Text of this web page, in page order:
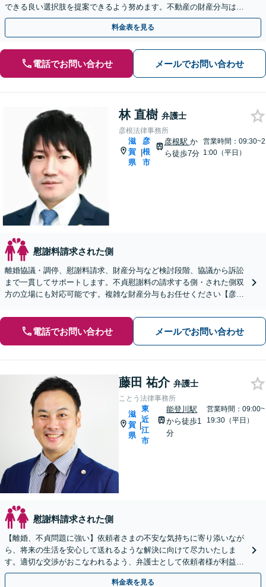
できる良い選択肢を提案できるよう努めます。不動産の財産分与はお
任せ【予約で夜間・休日対応可】【駐車場あり】
料金表を見る
電話でお問い合わせ メールでお問い合わせ
林 直樹 弁護士
彦根法律事務所
滋
賀
県
|
彦
根
市
彦根駅 か
ら徒歩7分
営業時間：09:30~2
1:00（平日）
慰謝料請求された側
離婚協議・調停、慰謝料請求、財産分与など検討段階、協議から訴訟
まで一貫してサポートします。不貞慰謝料の請求する側・された側双
方の立場にも対応可能です。複雑な財産分与もお任せください【彦根
電話でお問い合わせ メールでお問い合わせ
藤田 祐介 弁護士
ことう法律事務所
滋
賀
県
|
東
近
江
市
能登川駅
から徒歩1
分
営業時間：09:00~
19:30（平日）
慰謝料請求された側
【離婚、不貞問題に強い】依頼者さまの不安な気持ちに寄り添いなが
ら、将来の生活を安心して送れるような解決に向けて尽力いたしま
す。適切な交渉がおこなわれるよう、弁護士として依頼者様が利益を
最大限得ることができるようサポート【子連れ相談OK】
料金表を見る